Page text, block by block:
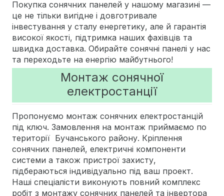
Покупка сонячних панелей у нашому магазині —
це не тільки вигідне і довготривале
інвестування у сталу енергетику, але й гарантія
високої якості, підтримка наших фахівців та
швидка доставка. Обирайте сонячні панелі у нас
та переходьте на енергію майбутнього!
Монтаж сонячної
електростанції
Пропонуємо монтаж сонячних електростанцій
під ключ. Замовлення на монтаж приймаємо по
території Бучанського району. Кріплення
сонячних панелей, електричні компоненти
системи а також пристрої захисту,
підбераються індивідуально під ваш проект.
Наші спеціалісти виконують повний комплекс
робіт з монтажу сонячних панелей та інвертора